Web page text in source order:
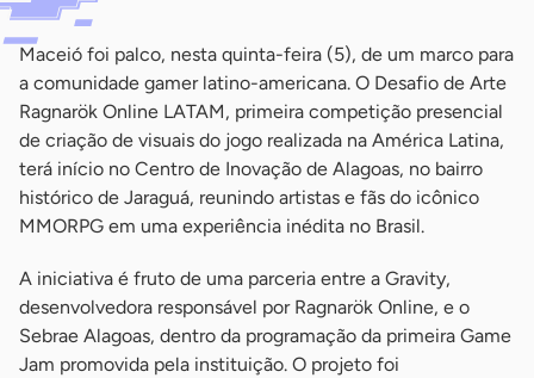
Maceió foi palco, nesta quinta-feira (5), de um marco para
a comunidade gamer latino-americana. O Desafio de Arte
Ragnarök Online LATAM, primeira competição presencial
de criação de visuais do jogo realizada na América Latina,
terá início no Centro de Inovação de Alagoas, no bairro
histórico de Jaraguá, reunindo artistas e fãs do icônico
MMORPG em uma experiência inédita no Brasil.
A iniciativa é fruto de uma parceria entre a Gravity,
desenvolvedora responsável por Ragnarök Online, e o
Sebrae Alagoas, dentro da programação da primeira Game
Jam promovida pela instituição. O projeto foi